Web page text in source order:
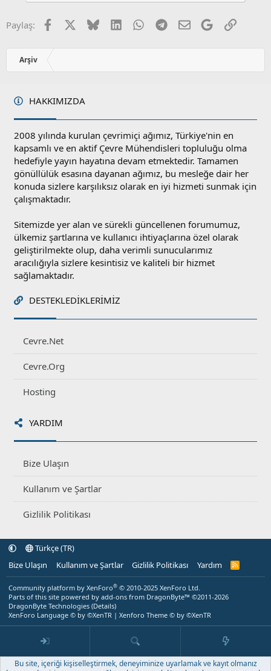
:
Paylaş: Facebook BlueskyLinkedInWhatsApp
Telegram
E-postaGoogleLink
Arşiv
HAKKIMIZDA
2008 yılında kurulan çevrimiçi ağımız, Türkiye'nin en
kapsamlı ve en aktif Çevre Mühendisleri topluluğu olma
hedefiyle yayın hayatına devam etmektedir. Tamamen
gönüllülük esasına dayanan ağımız, bu mesleğe dair her
konuda sizlere karşılıksız olarak en iyi hizmeti sunmak için
çalışmaktadır.
Sitemizde yer alan ve sürekli güncellenen forumumuz,
ülkemiz şartlarına ve kullanıcı ihtiyaçlarına özel olarak
geliştirilmekte olup, daha verimli sunucularımız
aracılığıyla sizlere kesintisiz ve kaliteli bir hizmet
sağlamaktadır.
DESTEKLEDIKLERIMIZ
Cevre.Net
Cevre.Org
Hosting
YARDIM
Bize Ulaşın
Kullanım ve Şartlar
Gizlilik Politikası
Türkçe (TR)
Bize Ulaşın
Kullanım ve Şartlar Gizlilik Politikası Yardım
R
Community platform by XenForo® © 2010-2025 XenForo Ltd.
Parts of this site powered by add-ons from DragonByte™ ©2011-2026
DragonByte Technologies (Details)
XenForo Language © by ©XenTR | Xenforo Theme © by ©XenTR
Bu site, içeriği kişiselleştirmek, deneyiminize uyarlamak ve kayıt olmanız